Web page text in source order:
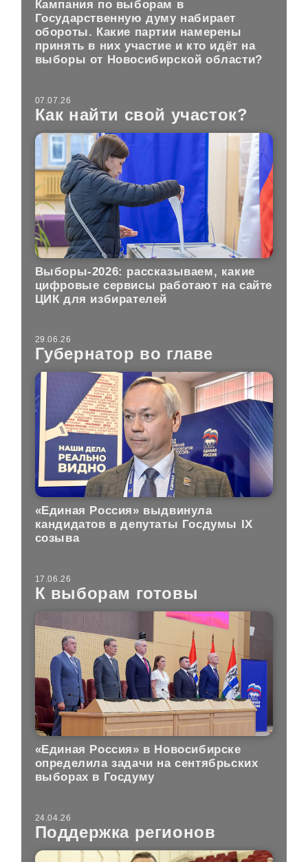
Кампания по выборам в
Государственную думу набирает
обороты. Какие партии намерены
принять в них участие и кто идёт на
выборы от Новосибирской области?
07.07.26
Как найти свой участок?
Выборы-2026: рассказываем, какие
цифровые сервисы работают на сайте
ЦИК для избирателей
29.06.26
Губернатор во главе
«Единая Россия» выдвинула
кандидатов в депутаты Госдумы IX
созыва
17.06.26
К выборам готовы
«Единая Россия» в Новосибирске
определила задачи на сентябрьских
выборах в Госдуму
24.04.26
Поддержка регионов